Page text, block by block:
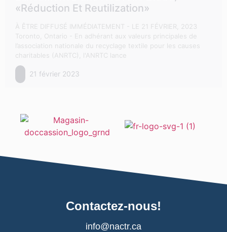
«Réduction Et Reutilization»
À ÊTRE DIFFUSÉ IMMÉDIATEMENT - LE 21 FÉVRIER, 2023
Toronto, Ontario - En adhérant aux valeurs principales de
l’association nationale du recyclage textile pour les causes
charitables (ANRTC), l'ANRTC lance
21 février 2023
Contactez-nous!
info@nactr.ca